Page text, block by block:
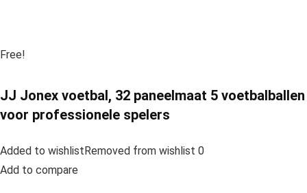
Free!
JJ Jonex voetbal, 32 paneelmaat 5 voetbalballen
voor professionele spelers
Added to wishlistRemoved from wishlist 0
Add to compare